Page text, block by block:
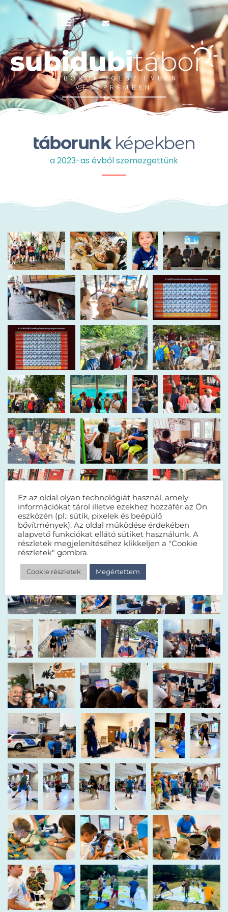
2026
TÁBOROK EGÉSZ ÉVBEN
VESZPRÉMBEN
táborunkképekben
a 2023-as évből szemezgettünk
Ez az oldal olyan technológiát használ, amely
információkat tárol illetve ezekhez hozzáfér az Ön
eszközén (pl.: sütik, pixelek és beépülő
bővítmények). Az oldal működése érdekében
alapvető funkciókat ellátó sütiket használunk. A
részletek megjelenítéséhez klikkeljen a "Cookie
részletek" gombra.
Cookie részletek Megértettem